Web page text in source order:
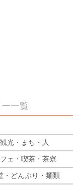
一覧
観光・まち・人
ェ・喫茶・茶寮
・どんぶり・麺類